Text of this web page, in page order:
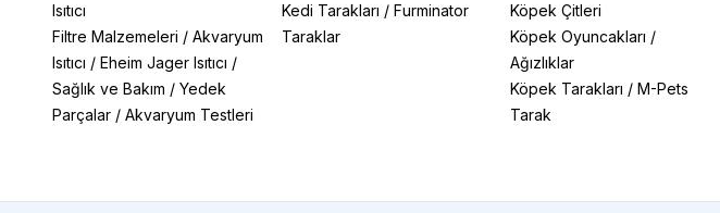
Isıtıcı
Filtre Malzemeleri / Akvaryum
Isıtıcı / Eheim Jager Isıtıcı /
Sağlık ve Bakım / Yedek
Parçalar / Akvaryum Testleri
Kedi Tarakları / Furminator
Taraklar
Köpek Çitleri
Köpek Oyuncakları /
Ağızlıklar
Köpek Tarakları /M-Pets
Tarak